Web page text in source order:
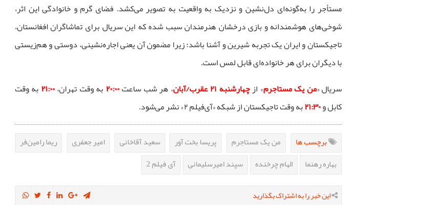
مستأجر را به‌گونه‌ای دل‌نشین و نزدیک به واقعیت به تصویر می‌کشد. فضای گرم و خانوادگی این اثر،
شوخی‌های هوشمندانه و بازی درخشان هنرمندان سبب شده که این سریال برای تماشاگران افغانستان،
تاجیکستان و ایران یک تجربه شیرین و آشنا باشد؛ زیرا مضمون آن یعنی اجاره‌نشینی، دوستی و هم‌زیستی
با دیگران برای هر خانواده‌ای قابل لمس است.
سریال «من یک مستاجرم» ازچهارشنبه ۲۱ عقرب/آبان ، هر شب ساعت۲۰:۰۰به وقت تهران،۲۱:۰۰به وقت
کابل و۲۱:۳۰به وقت تاجیکستان از شبکه «آی‌فیلم ۲» نشر می‌شود.
برچسب ها من یک مستاجرم پریسا بخت آور سعید آقاخانی امیر جعفری
ریما رامین‌فر
بهاره رهنما
الهام چرخنده سپند امیرسلیمانی آی فیلم 2
این خبر را به اشتراک بگذارید